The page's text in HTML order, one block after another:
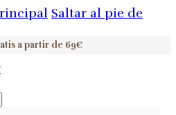
Saltar al pie de
a partir de 69€